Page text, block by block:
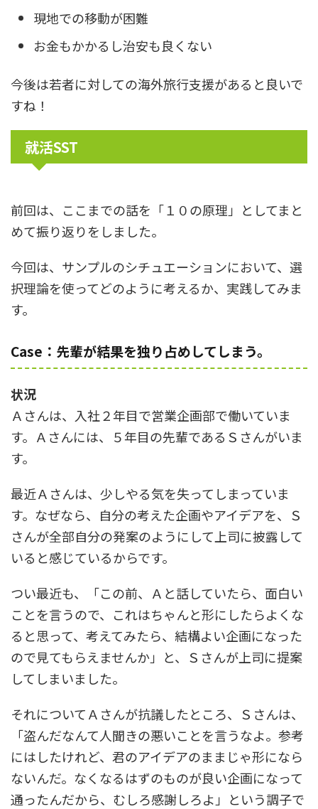
現地での移動が困難
お金もかかるし治安も良くない
今後は若者に対しての海外旅行支援があると良いで
すね！
就活SST
前回は、ここまでの話を「１０の原理」としてまと
めて振り返りをしました。
今回は、サンプルのシチュエーションにおいて、選
択理論を使ってどのように考えるか、実践してみま
す。
Case：先輩が結果を独り占めしてしまう。
状況
Ａさんは、入社２年目で営業企画部で働いていま
す。Ａさんには、５年目の先輩であるＳさんがいま
す。
最近Ａさんは、少しやる気を失ってしまっていま
す。なぜなら、自分の考えた企画やアイデアを、Ｓ
さんが全部自分の発案のようにして上司に披露して
いると感じているからです。
つい最近も、「この前、Ａと話していたら、面白い
ことを言うので、これはちゃんと形にしたらよくな
ると思って、考えてみたら、結構よい企画になった
ので見てもらえませんか」と、Ｓさんが上司に提案
してしまいました。
それについてＡさんが抗議したところ、Ｓさんは、
「盗んだなんて人聞きの悪いことを言うなよ。参考
にはしたけれど、君のアイデアのままじゃ形になら
ないんだ。なくなるはずのものが良い企画になって
通ったんだから、むしろ感謝しろよ」という調子で